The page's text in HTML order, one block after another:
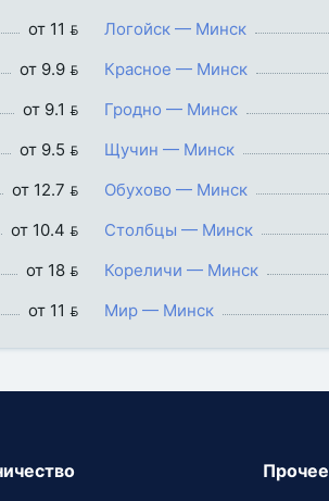
от 11 
от 9.9 
от 9.1 
от 9.5 
от 12.7 
от 10.4 
от 18 
от 11 
Логойск — Минск
Красное — Минск
Гродно — Минск
Щучин — Минск
Обухово — Минск
Столбцы — Минск
Кореличи — Минск
Мир — Минск
Прочее